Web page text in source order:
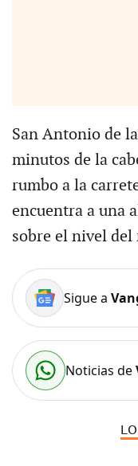
San Antonio de
minutos de la
rumbo a la
encuentra a una
sobre el nivel del
Sigue a
Noticias de